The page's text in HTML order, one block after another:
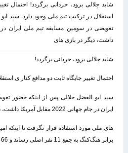
شاید جلالی برود، حردانی برگردد! احتمال
استقلال در ترکیب تیم ملی وجود دارد. سید ابو
داشت، دیگر در بازی‌ های
شاید جلالی برود، حردانی برگردد!
احتمال تغییر جایگاه ثابت دو مدافع کنار ی
سید ابو الفضل جلالی پس از اینکه حضور
ایران در جام جهانی 2022 مقابل آمریکا داشت، دیگر در بازی‌
های ملی مورد استفاده قرار نگرفت تا اینکه امیر
برابر هنگ‌کنگ به جمع 11 نفر اصلی رساند و 66 دقیقه به